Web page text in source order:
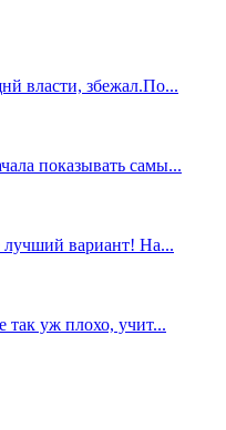
власти, збежал.По...
показывать самы...
вариант! На...
так уж плохо, учит...